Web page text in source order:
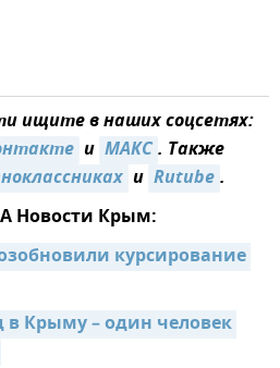
ищите в наших соцсетях:
и МАКС. Также
и Rutube.
Новости Крым:
курсирование
в Крыму – один человек